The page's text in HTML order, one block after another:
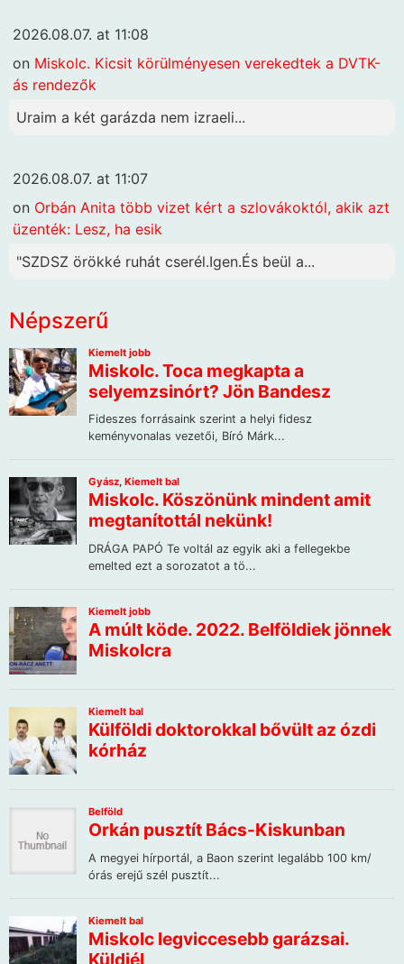
2026.08.07. at 11:08
on Miskolc. Kicsit körülményesen verekedtek a DVTK-
ás rendezők
Uraim a két garázda nem izraeli...
2026.08.07. at 11:07
on Orbán Anita több vizet kért a szlovákoktól, akik azt
üzenték: Lesz, ha esik
"SZDSZ örökké ruhát cserél.Igen.És beül a...
Népszerű